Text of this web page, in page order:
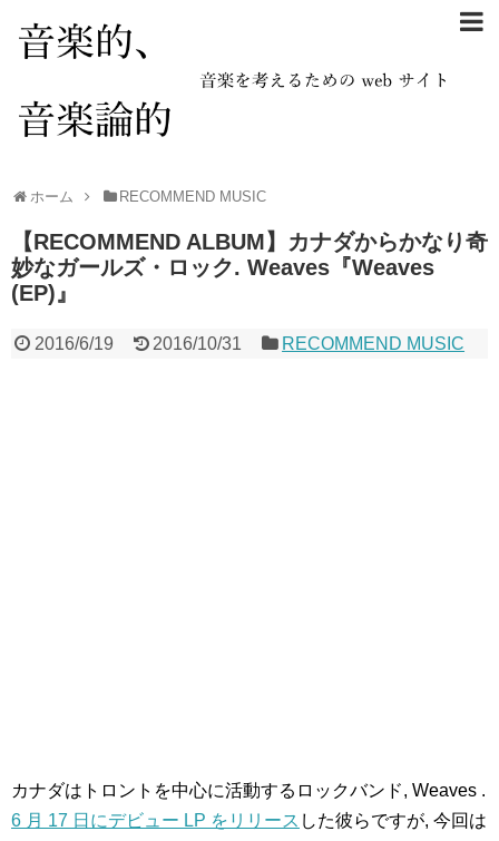
ホーム RECOMMEND MUSIC
【RECOMMEND ALBUM】カナダからかなり奇
妙なガールズ・ロック. Weaves『Weaves
(EP)』
2016/6/19 2016/10/31 RECOMMEND MUSIC
カナダはトロントを中心に活動するロックバンド, Weaves .
6 月 17 日にデビュー LP をリリース した彼らですが, 今回は